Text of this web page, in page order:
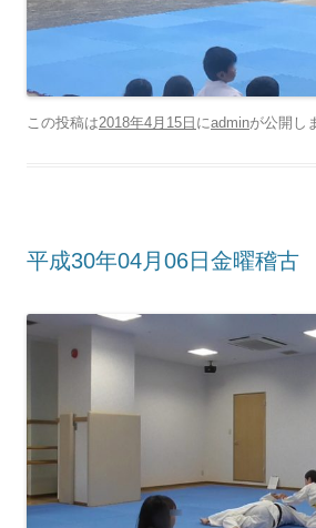
この投稿は2018年4月15日 にadminが公開し
平成30年04月06日金曜稽古